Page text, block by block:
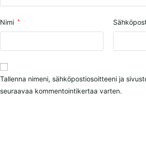
Nimi *
Tallenna nimeni, sähköpostiosoitteeni ja
seuraavaa kommentointikertaa varten.